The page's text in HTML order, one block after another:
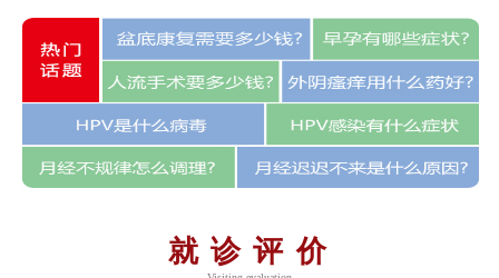
就诊评价